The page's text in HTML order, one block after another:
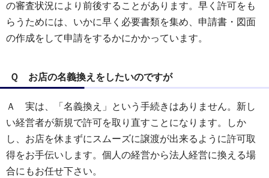
の審査状況により前後することがあります。早く許可をも
らうためには、いかに早く必要書類を集め、申請書・図面
の作成をして申請をするかにかかっています。
Ｑ お店の名義換えをしたいのですが
Ａ 実は、「名義換え」という手続きはありません。新し
い経営者が新規で許可を取り直すことになります。しか
し、お店を休まずにスムーズに譲渡が出来るように許可取
得をお手伝いします。個人の経営から法人経営に換える場
合にもお任せ下さい。